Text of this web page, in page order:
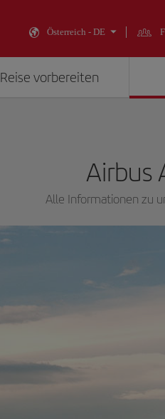
Österreich - DE
Reise vorbereiten
Airbus
Alle Informationen zu